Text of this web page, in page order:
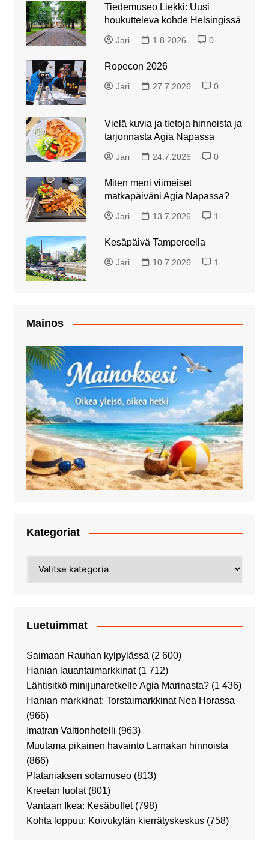
Tiedemuseo Liekki: Uusi
houkutteleva kohde Helsingissä
Jari 1.8.2026 0
Ropecon 2026
Jari 27.7.2026 0
Vielä kuvia ja tietoja hinnoista ja
tarjonnasta Agia Napassa
Jari 24.7.2026 0
Miten meni viimeiset
matkapäiväni Agia Napassa?
Jari 13.7.2026 1
Kesäpäivä Tampereella
Jari 10.7.2026 1
Mainos
Kategoriat
Luetuimmat
Saimaan Rauhan kylpylässä (2 600)
Hanian lauantaimarkkinat (1 712)
Lähtisitkö minijunaretkelle Agia Marinasta? (1 436)
Hanian markkinat: Torstaimarkkinat Nea Horassa
(966)
Imatran Valtionhotelli (963)
Muutama pikainen havainto Larnakan hinnoista
(866)
Plataniaksen sotamuseo (813)
Kreetan luolat (801)
Vantaan Ikea: Kesäbuffet (798)
Kohta loppuu: Koivukylän kierrätyskeskus (758)